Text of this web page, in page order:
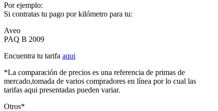
Por ejemplo:
Si contratas tu pago por kilómetro para tu:
Aveo
PAQ B 2009
Encuentra tu tarifa aqui
*La comparación de precios es una referencia de primas de
mercado,tomada de varios compradores en línea por lo cual las
tarifas aqui presentadas pueden variar.
Otros*